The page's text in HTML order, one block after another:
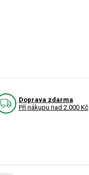
Doprava zdarma
Pří nákupu nad 2.000 Kč